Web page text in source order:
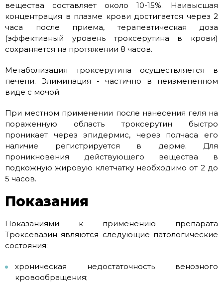
вещества составляет около 10-15%. Наивысшая
концентрация в плазме крови достигается через 2
часа после приема, терапевтическая доза
(эффективный уровень троксерутина в крови)
сохраняется на протяжении 8 часов.
Метаболизация троксерутина осуществляется в
печени. Элиминация - частично в неизмененном
виде с мочой.
При местном применении после нанесения геля на
пораженную область троксерутин быстро
проникает через эпидермис, через полчаса его
наличие регистрируется в дерме. Для
проникновения действующего вещества в
подкожную жировую клетчатку необходимо от 2 до
5 часов.
Показания
Показаниями к применению препарата
Троксевазин являются следующие патологические
состояния:
хроническая недостаточность венозного
кровообращения;